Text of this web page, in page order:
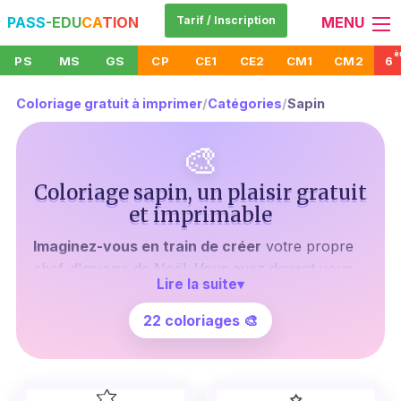
PASS-EDUCATION Tarif / Inscription MENU
PS MS GS CP CE1 CE2 CM1 CM2 6
Coloriage gratuit à imprimer/Catégories/Sapin
🎨
Coloriage sapin, un plaisir gratuit
et imprimable
Imaginez-vous en train de créer votre propre
chef-d'œuvre de Noël. Vous avez devant vous
une page blanche, et dans votre main, des
crayons de couleurs prêts à donner vie à un
majestueux sapin. Ce n'est pas un rêve mais une
réalité grâce à notre collection de coloriages de
Lire la suite▾
22 coloriages 🎨